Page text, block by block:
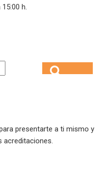
h.
presentarte a ti mismo y
acreditaciones.